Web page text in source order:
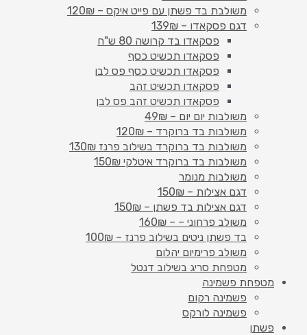
משולבת בד פשתן עם פייט איקס – 120₪
דגם פסקאדו – 139₪
פסקאדו בד קרושה 80 ש"ח
פסקאדו תכשיט כסף
פסקאדו תכשיט כסף פס לבן
פסקאדו תכשיט זהב
פסקאדו תכשיט זהב פס לבן
משולבות יום יום – 49₪
משולבות בד ברוקרד – 120₪
משולבות בד ברוקרד בשילוב פרנז 130₪
משולבות בד ברוקרד איטלקי 150₪
משולבות מנומר
דגם אצילות – 150₪
דגם אצילות בד פשתן – 150₪
משולב פרחוני – – 160₪
בד פשתן ניטים בשילוב פרנז – 100₪
משולב פרימיום יהלום
מטפחת סריג בשילוב דנטל
מטפחת פשמינה
פשמינה רקום
פשמינה לורקס
פשתן